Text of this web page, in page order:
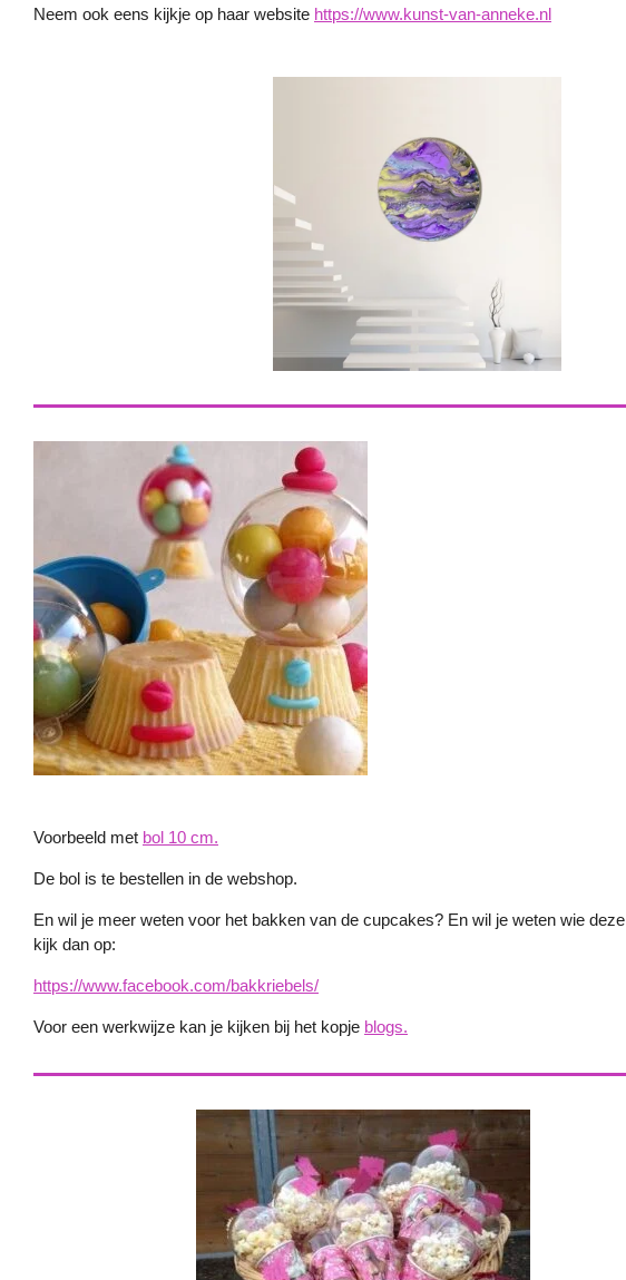
Neem ook eens kijkje op haar website https://www.kunst-van-anneke.nl
Voorbeeld met bol 10 cm.
De bol is te bestellen in de webshop.
En wil je meer weten voor het bakken van de cupcakes? En wil je weten wie
kijk dan op:
https://www.facebook.com/bakkriebels/
Voor een werkwijze kan je kijken bij het kopje blogs.